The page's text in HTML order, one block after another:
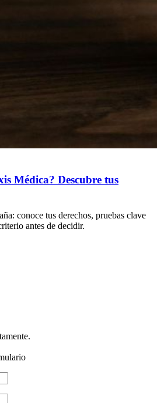
Médica? Descubre tus
conoce tus derechos, pruebas clave
antes de decidir.